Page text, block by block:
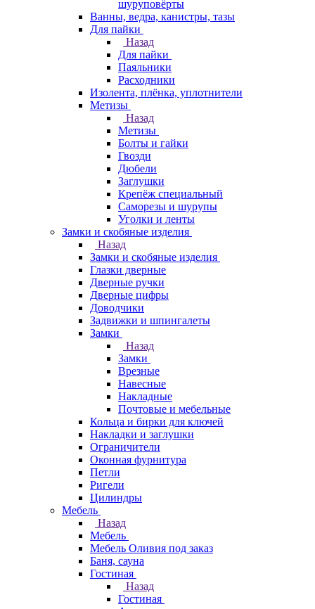
шуруповёрты
Ванны, ведра, канистры, тазы
Для пайки
Назад
Для пайки
Паяльники
Расходники
Изолента, плёнка, уплотнители
Метизы
Назад
Метизы
Болты и гайки
Гвозди
Дюбели
Заглушки
Крепёж специальный
Саморезы и шурупы
Уголки и ленты
Замки и скобяные изделия
Назад
Замки и скобяные изделия
Глазки дверные
Дверные ручки
Дверные цифры
Доводчики
Задвижки и шпингалеты
Замки
Назад
Замки
Врезные
Навесные
Накладные
Почтовые и мебельные
Кольца и бирки для ключей
Накладки и заглушки
Ограничители
Оконная фурнитура
Петли
Ригели
Цилиндры
Мебель
Назад
Мебель
Мебель Оливия под заказ
Баня, сауна
Гостиная
Назад
Гостиная